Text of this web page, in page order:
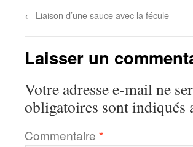
← Liaison d’une sauce avec la fécule
Laisser un
Votre adresse e-mail ne
obligatoires sont indiqués
Commentaire *